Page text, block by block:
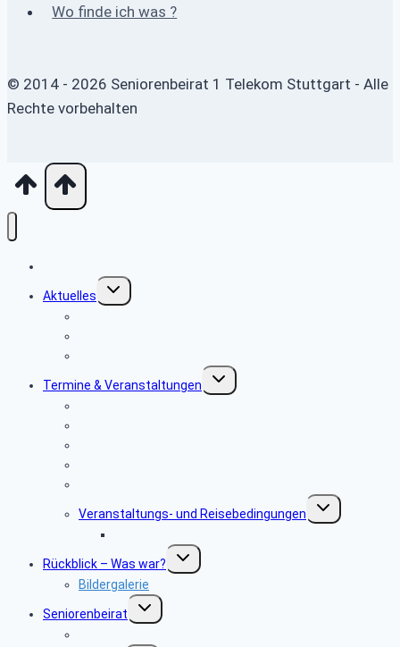
Wo finde ich was ?
© 2014 - 2026 Seniorenbeirat 1 Telekom Stuttgart - Alle
Rechte vorbehalten
Aktuelles
Untermenü
umschalten
Termine & Veranstaltungen
Untermenü
umschalten
Veranstaltungs- und ­Reisebedingungen
Untermenü
umschalten
Rückblick – Was war?
Untermenü
umschalten
Bildergalerie
Seniorenbeirat
Untermenü
umschalten